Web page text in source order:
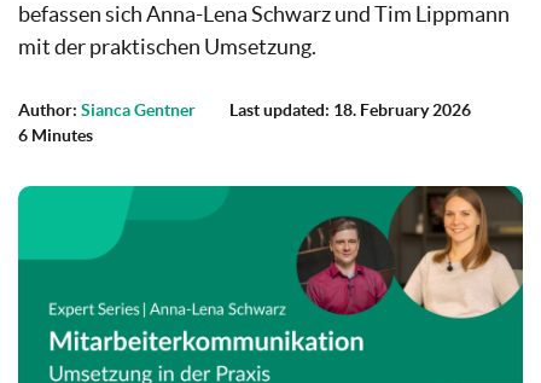
befassen sich Anna-Lena Schwarz und Tim Lippmann
mit der praktischen Umsetzung.
Author: Sianca Gentner
Last updated: 18. February 2026
6 Minutes